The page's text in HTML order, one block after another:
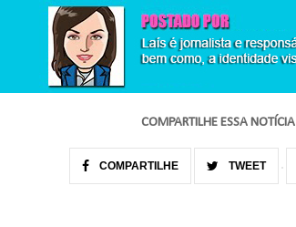
COMPARTILHE ESSA NOTÍCIA
COMPARTILHE TWEET